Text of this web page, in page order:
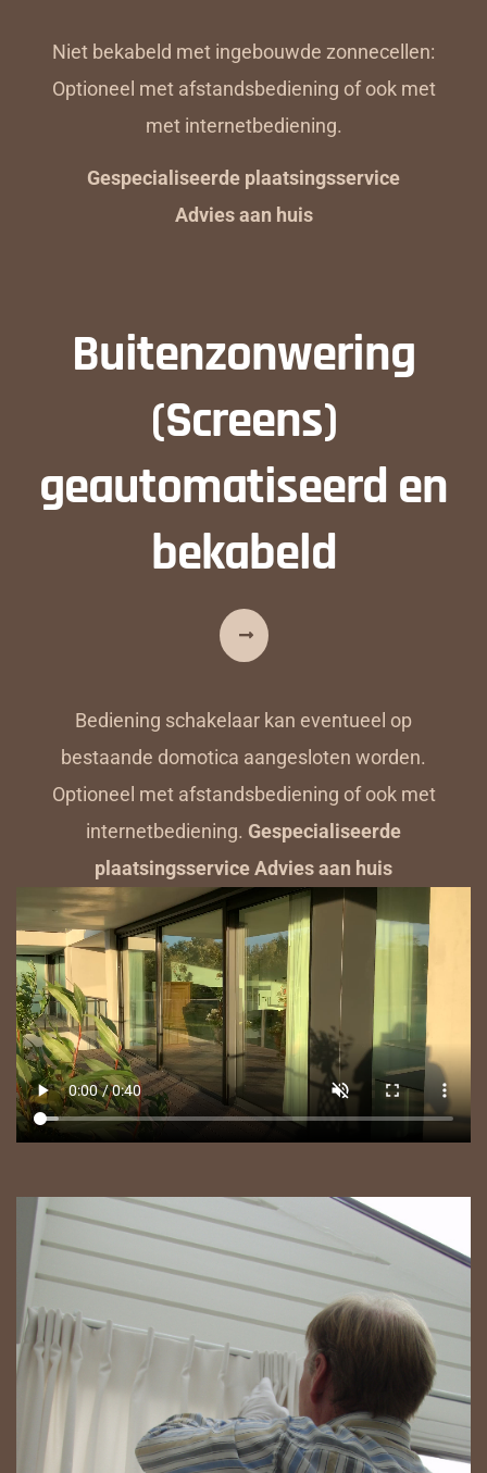
Niet bekabeld met ingebouwde zonnecellen:
Optioneel met afstandsbediening of ook met
met internetbediening.
Gespecialiseerde plaatsingsservice
Advies aan huis
Buitenzonwering
(Screens)
geautomatiseerd en
bekabeld
Bediening schakelaar kan eventueel op
bestaande domotica aangesloten worden.
Optioneel met afstandsbediening of ook met
internetbediening. Gespecialiseerde
plaatsingsservice Advies aan huis